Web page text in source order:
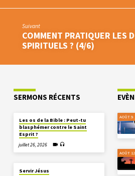
Suivant
COMMENT PRATIQUER LES
SPIRITUELS ? (4/6)
SERMONS RÉCENTS
Les os de la Bible : Peut-tu
blasphémer contre le Saint
Esprit ?
juillet 26, 2026
Servir Jésus
AOÛT 9
AOÛT 12